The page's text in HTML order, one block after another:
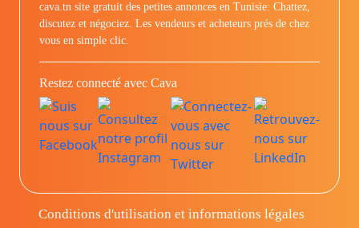
cava.tn site gratuit des petites annonces en Tunisie: Chattez,
discutez et négociez. Les vendeurs et acheteurs prés de chez
vous en simple clic.
Restez connecté avec Cava
Conditions d'utilisation et informations légales